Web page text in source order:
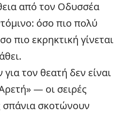
από τον Οδυσσέα
όσο πιο πολύ
πιο εκρηκτική γίνεται
τον θεατή δεν είναι
— οι σειρές
σκοτώνουν